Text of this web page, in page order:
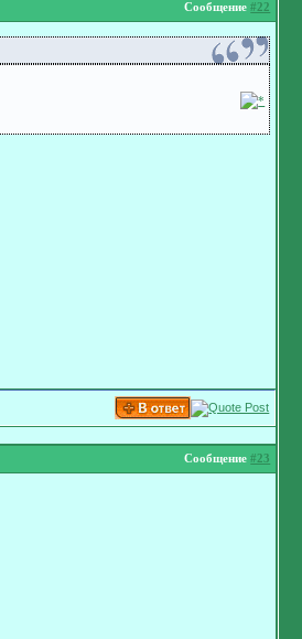
Сообщение#22
Сообщение#23